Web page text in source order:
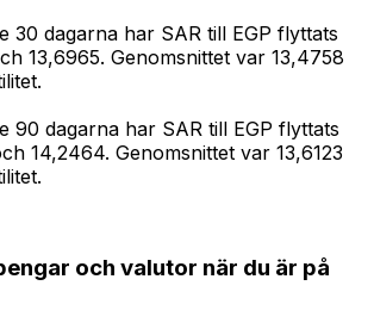
30 dagarna har SAR till EGP flyttats
13,6965. Genomsnittet var 13,4758
90 dagarna har SAR till EGP flyttats
14,2464. Genomsnittet var 13,6123
och valutor när du är på